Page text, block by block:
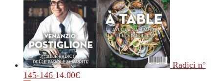
Radici n°
145-146 14.00€